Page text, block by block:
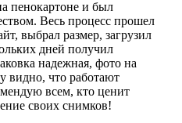
пенокартоне и был
Весь процесс прошел
выбрал размер, загрузил
дней получил
надежная, фото на
видно, что работают
всем, кто ценит
своих снимков!